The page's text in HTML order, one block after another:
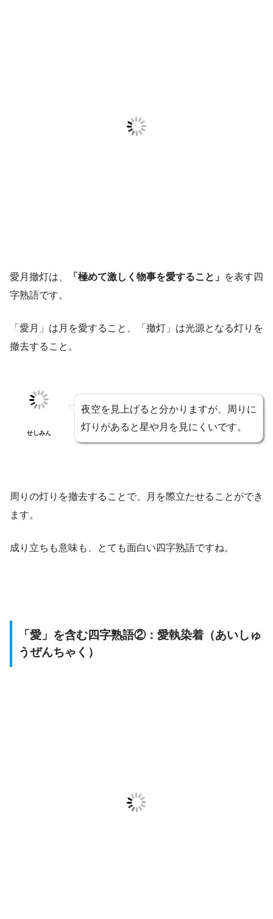
愛月撤灯は、 「極めて激しく物事を愛すること」 を表す四
字熟語です。
「愛月」は月を愛すること、「撤灯」は光源となる灯りを
撤去すること。
せしみん
夜空を見上げると分かりますが、周りに
灯りがあると星や月を見にくいです。
周りの灯りを撤去することで、月を際立たせることができ
ます。
成り立ちも意味も、とても面白い四字熟語ですね。
「愛」を含む四字熟語②：愛執染着（あいしゅ
うぜんちゃく）